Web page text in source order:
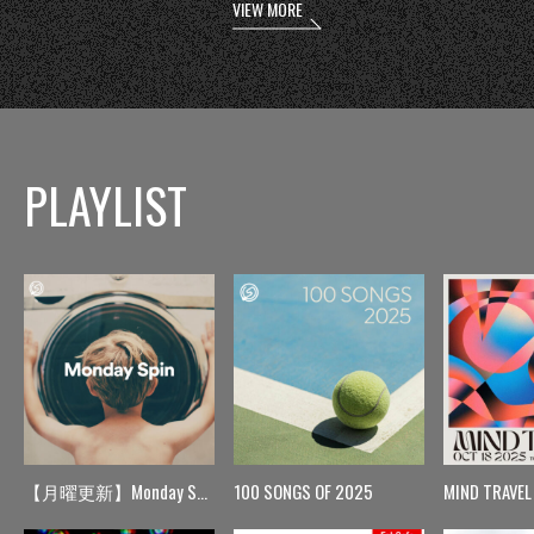
VIEW MORE
PLAYLIST
【月曜更新】Monday Spin 100 SONGS OF 2025 MIND TRAVEL